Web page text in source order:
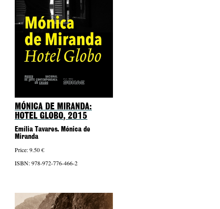
MÓNICA DE MIRANDA:
HOTEL GLOBO, 2015
Emília Tavares. Mónica de
Miranda
Price: 9.50 €
ISBN: 978-972-776-466-2